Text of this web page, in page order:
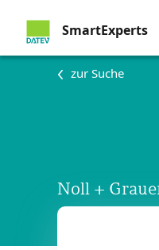
SmartExperts
zur Suche
Noll +